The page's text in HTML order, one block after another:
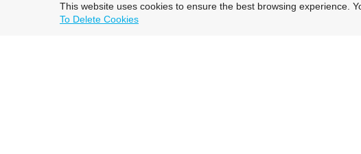
Vízsugaras
This website uses cookies to ensure the best browsing experience.
To Delete Cookies